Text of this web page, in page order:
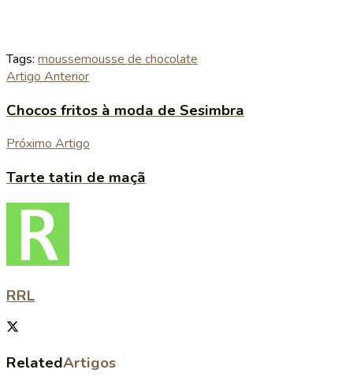
Tags: moussemousse de chocolate
Artigo Anterior
Chocos fritos à moda de Sesimbra
Próximo Artigo
Tarte tatin de maçã
RRL
RelatedArtigos